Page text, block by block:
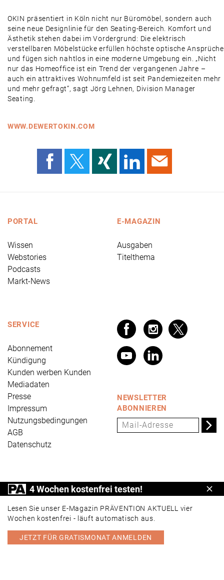
OKIN präsentiert in Köln nicht nur Büromöbel, sondern auch
seine neue Designlinie für den Seating-Bereich. Komfort und
Ästhetik stehen dabei im Vordergrund: Die elektrisch
verstellbaren Möbelstücke erfüllen höchste optische Ansprüche
und fügen sich nahtlos in eine moderne Umgebung ein. „Nicht
nur das Homeoffice ist ein Trend der vergangenen Jahre –
auch ein attraktives Wohnumfeld ist seit Pandemiezeiten mehr
und mehr gefragt“, sagt Jörg Lehnen, Division Manager
Seating.
WWW.DEWERTOKIN.COM
PORTAL
Wissen
Webstories
Podcasts
Markt-News
E-MAGAZIN
Ausgaben
Titelthema
SERVICE
Abonnement
Kündigung
Kunden werben Kunden
Mediadaten
Presse
Impressum
Nutzungsbedingungen
AGB
Datenschutz
NEWSLETTER
ABONNIEREN
PRÄVENTION AKTUELL ist ein Produkt der Universum
Verlag GmbH, Wettinerstraße 3-5, 65189 Wiesbaden,
www.universum.de,info@universum.de
PORTAL E-MAGAZIN
4 Wochen kostenfrei testen!
Lesen Sie unser E-Magazin PRÄVENTION AKTUELL vier
Wochen kostenfrei - läuft automatisch aus.
JETZT FÜR GRATISMONAT ANMELDEN